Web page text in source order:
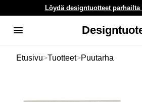
Löydä designtuotteet
Etusivu>Tuotteet>Puutarha